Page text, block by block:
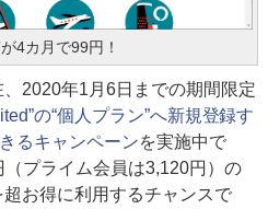
4カ月で99円！
2020年1月6日までの期間限定
の“個人プラン”へ新規登録す
るキャンペーンを実施中で
プライム会員は3,120円）の
お得に利用するチャンスで